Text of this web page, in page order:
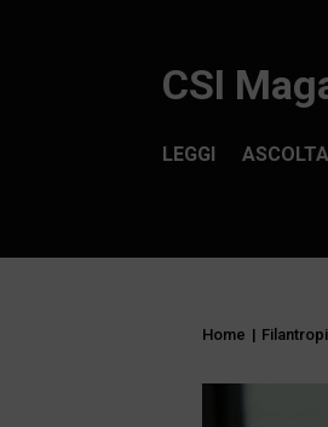
CSI
ASCOLTA
LEGGI
Home |